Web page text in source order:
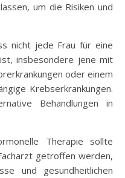
um die Risiken und
nicht jede Frau für eine
insbesondere jene mit
oder einem
Krebserkrankungen.
Behandlungen in
Therapie sollte
getroffen werden,
und gesundheitlichen